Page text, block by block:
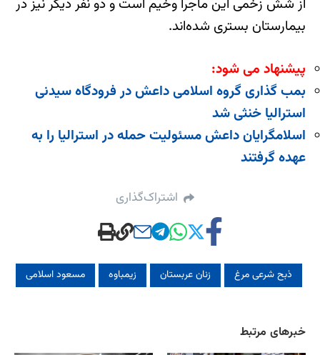
از شش زخمی این ماجرا وخیم است و دو نفر دیگر نیز در
بیمارستان بستری شده‌اند.
پیشنهاد می شود:
بمب گذاری گروه اسلامی داعش در فرودگاه سیدنی
استرالیا خنثی شد
اسلامگرایان داعش مسئولیت حمله در استرالیا را به
عهده گرفتند
اشتراک‌گذاری
ذبح شرعی مرغ زنان عربستان زیمباوه مسعود اسلامی
خبرهای مرتبط